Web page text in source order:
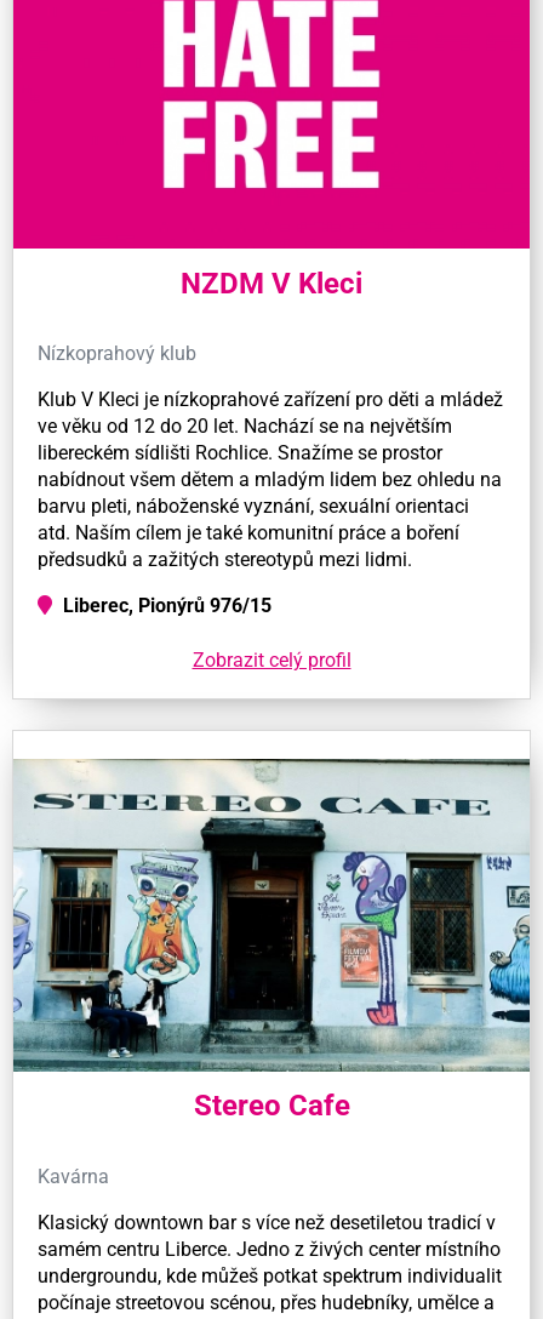
NZDM V Kleci
Nízkoprahový klub
Klub V Kleci je nízkoprahové zařízení pro děti a mládež
ve věku od 12 do 20 let. Nachází se na největším
libereckém sídlišti Rochlice. Snažíme se prostor
nabídnout všem dětem a mladým lidem bez ohledu na
barvu pleti, náboženské vyznání, sexuální orientaci
atd. Naším cílem je také komunitní práce a boření
předsudků a zažitých stereotypů mezi lidmi.
Liberec, Pionýrů 976/15
Zobrazit celý profil
Stereo Cafe
Kavárna
Klasický downtown bar s více než desetiletou tradicí v
samém centru Liberce. Jedno z živých center místního
undergroundu, kde můžeš potkat spektrum individualit
počínaje streetovou scénou, přes hudebníky, umělce a